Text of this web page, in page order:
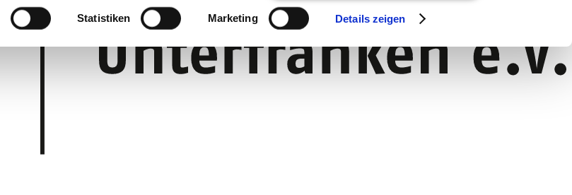
Statistiken Marketing Details zeigen